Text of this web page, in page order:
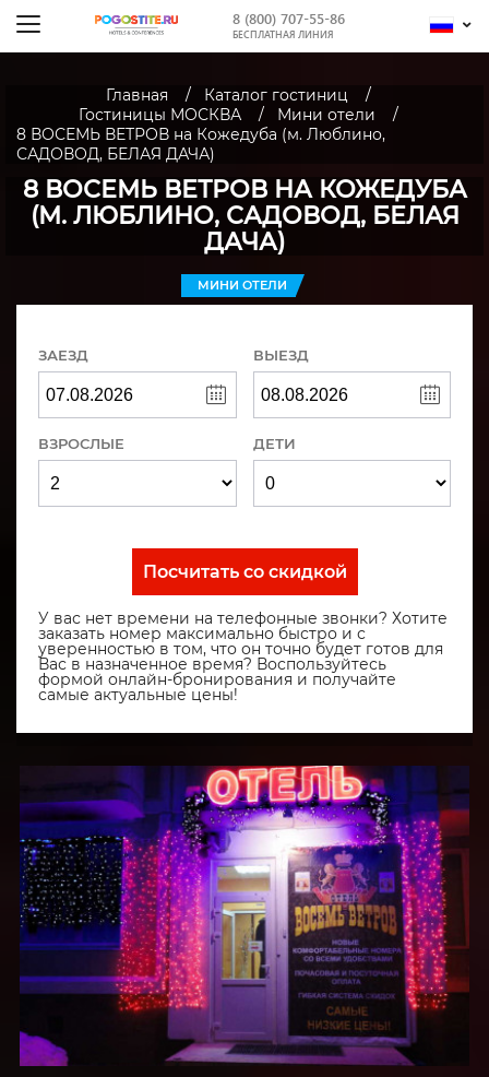
8 (800) 707-55-86
БЕСПЛАТНАЯ ЛИНИЯ
Главная
Каталог гостиниц
Гостиницы МОСКВА
Мини отели
8 ВОСЕМЬ ВЕТРОВ на Кожедуба (м. Люблино,
САДОВОД, БЕЛАЯ ДАЧА)
8 ВОСЕМЬ ВЕТРОВ НА КОЖЕДУБА
(М. ЛЮБЛИНО, САДОВОД, БЕЛАЯ
ДАЧА)
МИНИ ОТЕЛИ
ЗАЕЗД ВЫЕЗД
ВЗРОСЛЫЕ ДЕТИ
Посчитать со скидкой
У вас нет времени на телефонные звонки? Хотите
заказать номер максимально быстро и с
уверенностью в том, что он точно будет готов для
Вас в назначенное время? Воспользуйтесь
формой онлайн-бронирования и получайте
самые актуальные цены!